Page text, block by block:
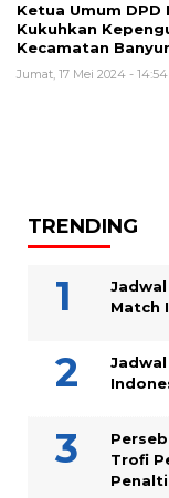
Ketua Umum DPD
Kukuhkan
Kecamatan
Jumat, 17 Mei 2024 -
TRENDING
Match
Trofi
Penalti